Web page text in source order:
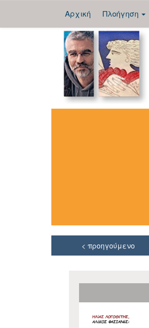
Αρχική Πλοήγηση
< προηγούμενο